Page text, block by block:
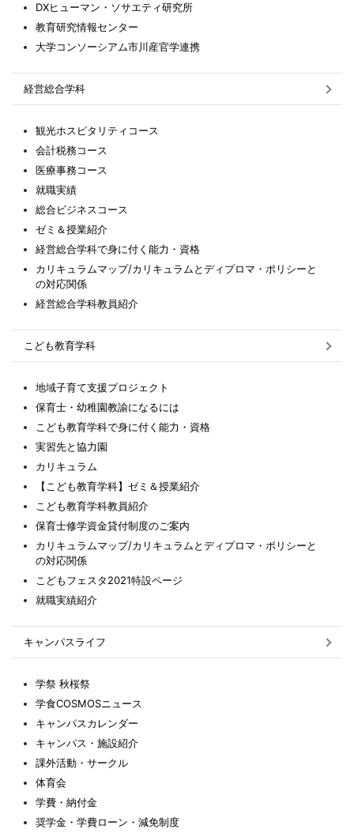
DXヒューマン・ソサエティ研究所
教育研究情報センター
大学コンソーシアム市川産官学連携
経営総合学科
観光ホスピタリティコース
会計税務コース
医療事務コース
就職実績
総合ビジネスコース
ゼミ＆授業紹介
経営総合学科で身に付く能力・資格
カリキュラムマップ/カリキュラムとディプロマ・ポリシーと
の対応関係
経営総合学科教員紹介
こども教育学科
地域子育て支援プロジェクト
保育士・幼稚園教諭になるには
こども教育学科で身に付く能力・資格
実習先と協力園
カリキュラム
【こども教育学科】ゼミ＆授業紹介
こども教育学科教員紹介
保育士修学資金貸付制度のご案内
カリキュラムマップ/カリキュラムとディプロマ・ポリシーと
の対応関係
こどもフェスタ2021特設ページ
就職実績紹介
キャンパスライフ
学祭 秋桜祭
学食COSMOSニュース
キャンパスカレンダー
キャンパス・施設紹介
課外活動・サークル
体育会
学費・納付金
奨学金・学費ローン・減免制度